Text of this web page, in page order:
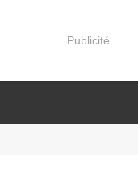
Publicité